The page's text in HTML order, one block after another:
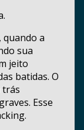
quando a
sua
jeito
batidas. O
trás
Esse